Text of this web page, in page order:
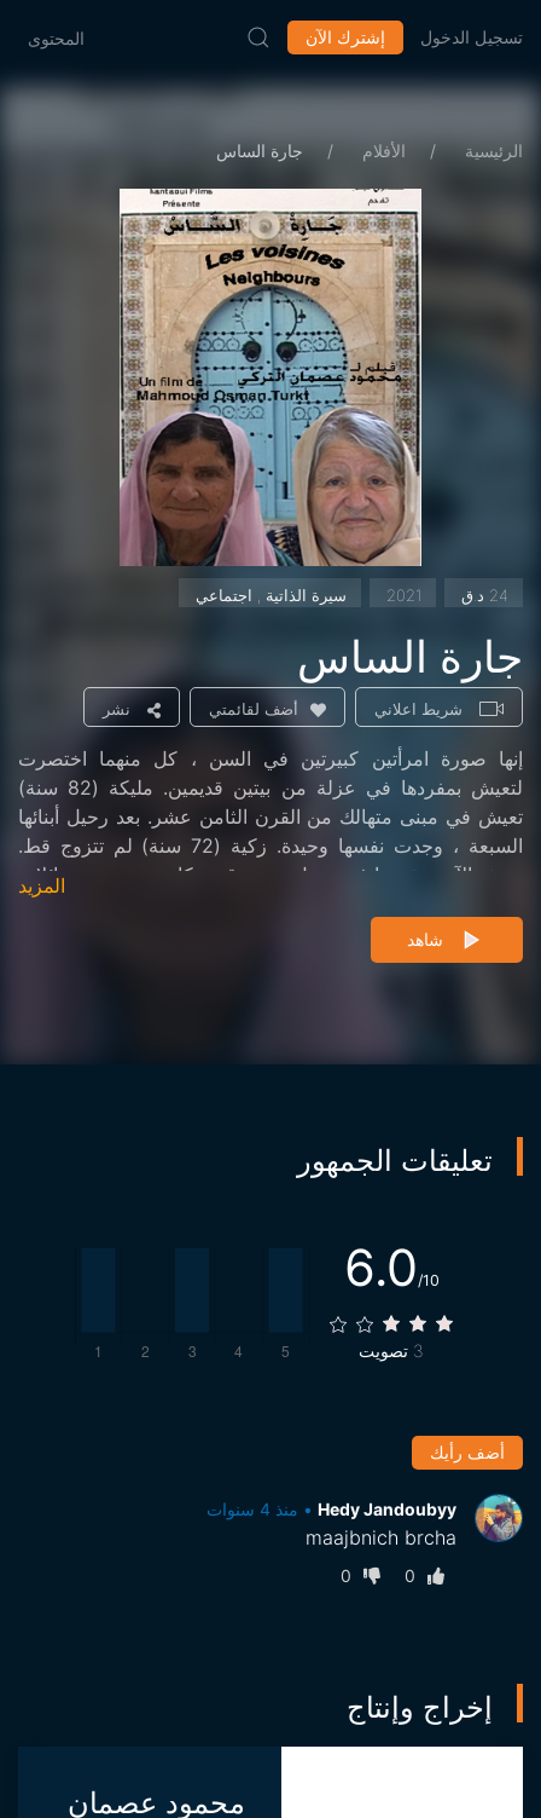
المحتوى إشترك الآن تسجيل الدخول
الرئيسية الأفلام جارة الساس
2021 سيرة الذاتية , اجتماعي
جارة الساس
شريط اعلاني أضف لقائمتي نشر
إنها صورة امرأتين كبيرتين في السن ، كل منهما اختصرت
لتعيش بمفردها في عزلة من بيتين قديمين. مليكة (82 سنة)
تعيش في مبنى متهالك من القرن الثامن عشر. بعد رحيل أبنائها
السبعة ، وجدت نفسها وحيدة. زكية (72 سنة) لم تتزوج قط.
تعيش الآن بمفردها في منزل عربي قديم كان يؤوي عدة عائلات
على مدى قرنين من الزمان ، عندما كان الجميع ، والأخوات
والأخوة وأبناء العم ، يفضلون العيش في مكان آخر وتحرير
أنفسهم من اختلاط منزل أجدادهم ، بما يتعارض مع قيم حياة
المزيد
شاهد
تعليقات الجمهور
6.0/10
تصويت
أضف رأيك
Hedy Jandoubyy
• منذ 4 سنوات
maajbnich brcha
0
0
إخراج وإنتاج
محمود عصمان